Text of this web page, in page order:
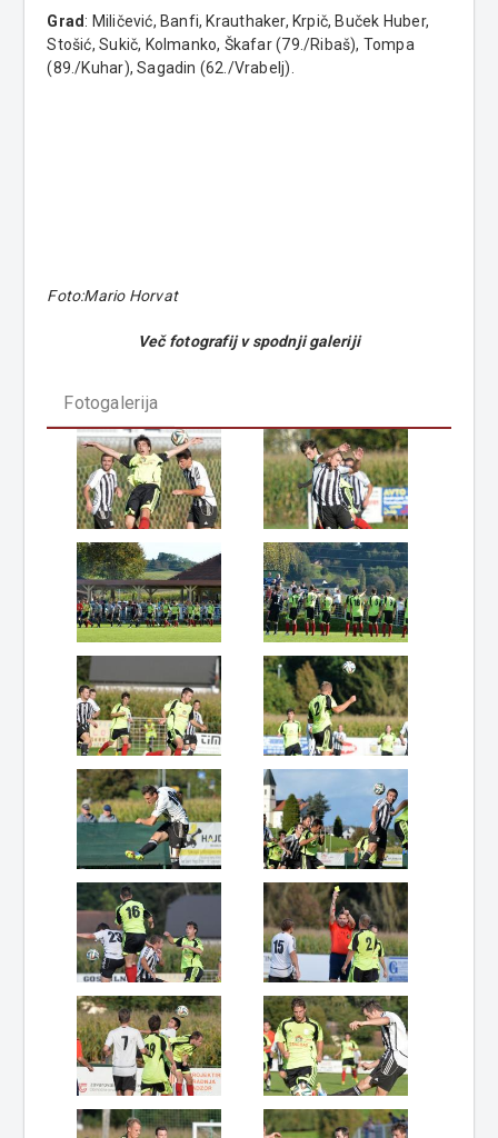
Grad: Miličević, Banfi, Krauthaker, Krpič, Buček Huber,
Stošić, Sukič, Kolmanko, Škafar (79./Ribaš), Tompa
(89./Kuhar), Sagadin (62./Vrabelj).
Foto:Mario Horvat
Več fotografij v spodnji galeriji
Fotogalerija